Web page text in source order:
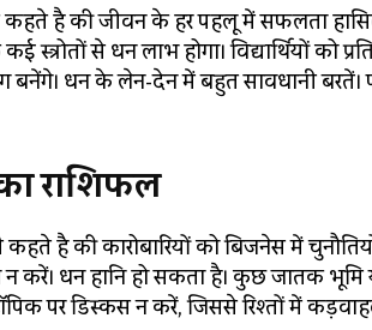
है की जीवन के हर पहलू में सफलता हासिल
से धन लाभ होगा। विद्यार्थियों को
बनेंगे। धन के लेन-देन में बहुत सावधानी
राशिफल
है की कारोबारियों को बिजनेस में
धन हानि हो सकता है। कुछ जातक भूमि
पर डिस्कस न करें, जिससे रिश्तों में